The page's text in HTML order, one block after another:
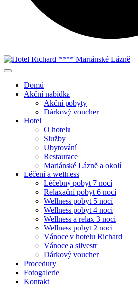
Domů
Akční nabídka
Akční pobyty
Dárkový voucher
Hotel
O hotelu
Služby
Ubytování
Restaurace
Mariánské Lázně a okolí
Léčení a wellness
Léčebný pobyt 7 nocí
Relaxační pobyt 6 nocí
Wellness pobyt 5 nocí
Wellness pobyt 4 noci
Wellness a relax 3 noci
Wellness pobyt 2 noci
Vánoce v hotelu Richard
Vánoce a silvestr
Dárkový voucher
Procedury
Fotogalerie
Kontakt